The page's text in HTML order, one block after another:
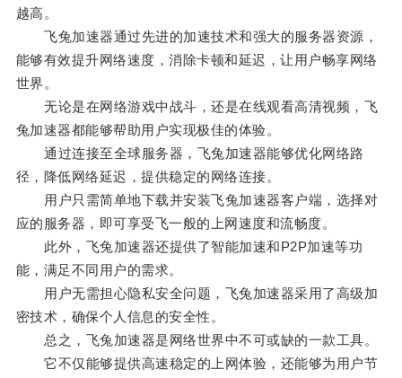
越高。
飞兔加速器通过先进的加速技术和强大的服务器资源，
能够有效提升网络速度，消除卡顿和延迟，让用户畅享网络
世界。
无论是在网络游戏中战斗，还是在线观看高清视频，飞
兔加速器都能够帮助用户实现极佳的体验。
通过连接至全球服务器，飞兔加速器能够优化网络路
径，降低网络延迟，提供稳定的网络连接。
用户只需简单地下载并安装飞兔加速器客户端，选择对
应的服务器，即可享受飞一般的上网速度和流畅度。
此外，飞兔加速器还提供了智能加速和P2P加速等功
能，满足不同用户的需求。
用户无需担心隐私安全问题，飞兔加速器采用了高级加
密技术，确保个人信息的安全性。
总之，飞兔加速器是网络世界中不可或缺的一款工具。
它不仅能够提供高速稳定的上网体验，还能够为用户节